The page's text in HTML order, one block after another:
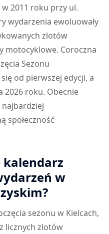
w 2011 roku przy ul.
wydarzenia ewoluowały
zlotów
motocyklowe. Coroczna
Sezonu
od pierwszej edycji, a
2026 roku. Obecnie
społeczność
kalendarz
w
sezonu w Kielcach,
licznych zlotów